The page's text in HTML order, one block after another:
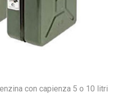
con capienza 5 o 10 litri